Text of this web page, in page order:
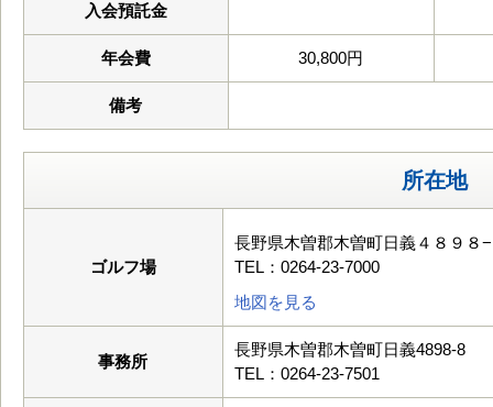
入会預託金
年会費 30,800円
備考
所在地
ゴルフ場
長野県木曽郡木曽町日義４８９８
TEL：0264-23-7000
地図を見る
事務所
長野県木曽郡木曽町日義4898-8
TEL：0264-23-7501